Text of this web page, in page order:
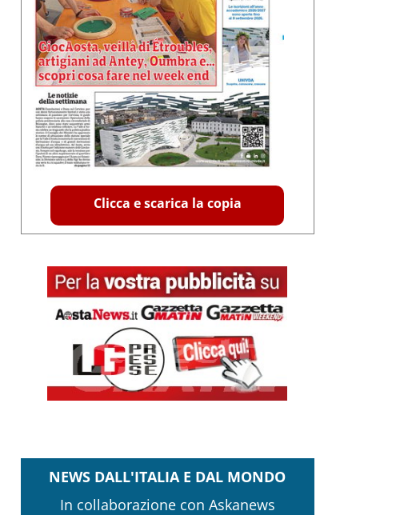
Clicca e scarica la copia
NEWS DALL'ITALIA E DAL MONDO
In collaborazione con Askanews